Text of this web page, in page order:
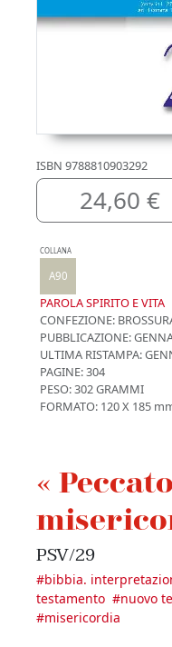
ISBN 9788810903292
24,60 €
COLLANA
A90
PAROLA SPIRITO E VITA
CONFEZIONE:
PUBBLICAZIONE:
ULTIMA RISTAMPA:
PAGINE: 304
PESO: 302 GRAMMI
FORMATO: 120 X 185
«
PSV/29
#bibbia.
testamento #nuovo
#misericordia